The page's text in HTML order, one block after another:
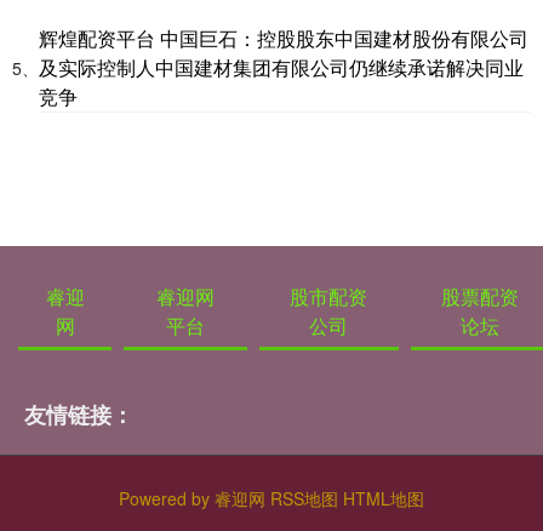
5、
辉煌配资平台 中国巨石：控股股东中国建材股份有限公司
及实际控制人中国建材集团有限公司仍继续承诺解决同业
竞争
睿迎
网
睿迎网
平台
股市配资
公司
股票配资
论坛
友情链接：
Powered by 睿迎网 RSS地图 HTML地图